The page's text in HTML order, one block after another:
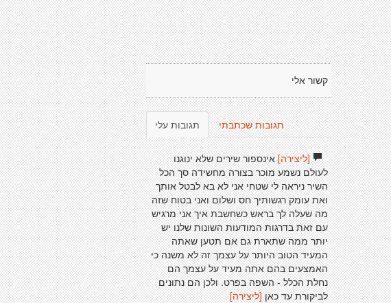
קשור אלי
תגובות עלי תגובות שכתבתי
[ליצירה]אינספור שירים שלא ינוגנו
לעולם נשמע מוכר בצורה מחשידה סך הכל
השיר ניראה לי שטחי אני לא בא לבטל אותך
ואת עומק רגשותיך חס ושלום ואני בטוח שזה
מה שעלה לך בראש כשחשבת איך אני מרגיש
עם זאת בדרגות המודעות השונות שלנו יש
יותר ממה שתארת גם אם תטען שאתה
המעיד הטוב היותר על עצמך זה לא משנה כי
האמצעים בהם אתה מעיד על עצמך הם
נחלת הכלל - השפה בפרט. ולכן הם נתונים
לביקורת עד כאן [ליצירה]